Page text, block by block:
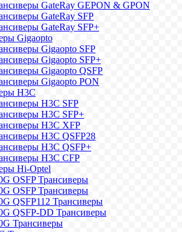
GateRay GEPON & GPON
GateRay SFP
GateRay SFP+
Gigaopto
Gigaopto SFP
Gigaopto SFP+
Gigaopto QSFP
Gigaopto PON
H3C
H3C SFP
H3C SFP+
H3C XFP
H3C QSFP28
H3C QSFP+
H3C CFP
Hi-Optel
OSFP Трансиверы
OSFP Трансиверы
QSFP112 Трансиверы
QSFP-DD Трансиверы
Трансиверы